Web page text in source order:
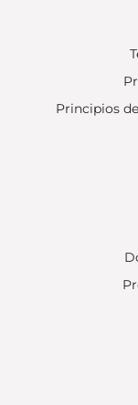
Principios